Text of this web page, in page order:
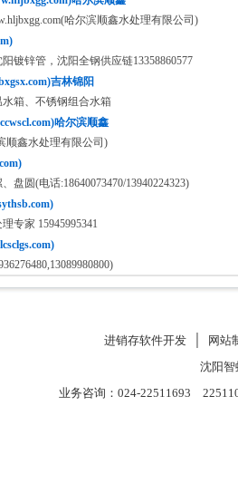
哈尔滨顺鑫水处理有限公司)
镀锌管，沈阳全钢供应链13358860577
吉林锦阳
箱、不锈钢组合水箱
哈尔滨顺鑫
顺鑫水处理有限公司)
盘圆(电话:18640073470/13940224323)
专家 15945995341
进销存软件开发│
网站
沈阳
业务咨询：024-22511693